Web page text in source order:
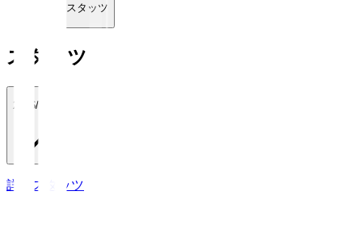
詳細スタッツ
スタッツ
2026/27
詳細スタッツ